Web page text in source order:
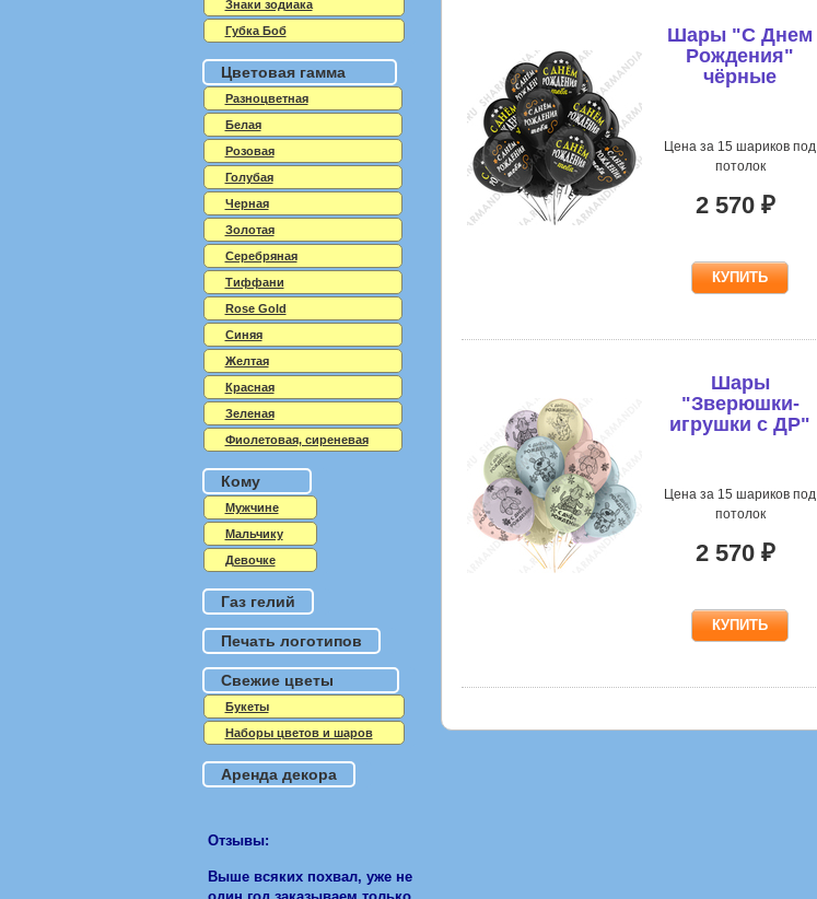
Шары "С Днем
Рождения"
чёрные
Цена за 15 шариков под
потолок
2 570 ₽
Шары
"Зверюшки-
игрушки с ДР"
Цена за 15 шариков под
потолок
2 570 ₽
Знаки зодиака
Губка Боб
Цветовая гамма
Разноцветная
Белая
Розовая
Голубая
Черная
Золотая
Серебряная
Тиффани
Rose Gold
Синяя
Желтая
Красная
Зеленая
Фиолетовая, сиреневая
Кому
Мужчине
Мальчику
Девочке
Газ гелий
Печать логотипов
Свежие цветы
Букеты
Наборы цветов и шаров
Аренда декора
Отзывы:
Выше всяких похвал, уже не